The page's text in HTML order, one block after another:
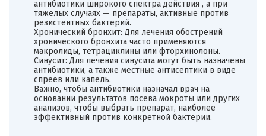
антибиотики широкого спектра действия , а при
тяжелых случаях — препараты, активные против
резистентных бактерий.
Хронический бронхит: Для лечения обострений
хронического бронхита часто применяются
макролиды, тетрациклины или фторхинолоны.
Синусит: Для лечения синусита могут быть назначены
антибиотики, а также местные антисептики в виде
спреев или капель.
Важно, чтобы антибиотики назначал врач на
основании результатов посева мокроты или других
анализов, чтобы выбрать препарат, наиболее
эффективный против конкретной бактерии.